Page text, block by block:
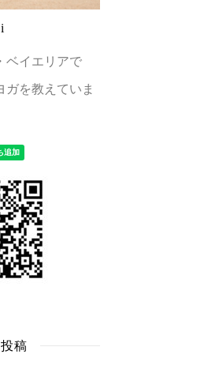
ベイエリアで
を教えていま
稿